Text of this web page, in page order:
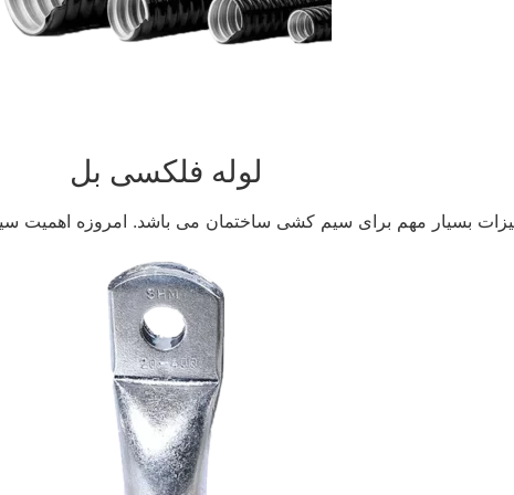
لوله فلکسی بل
بسیار مهم برای سیم کشی ساختمان می باشد. امروزه اهمیت